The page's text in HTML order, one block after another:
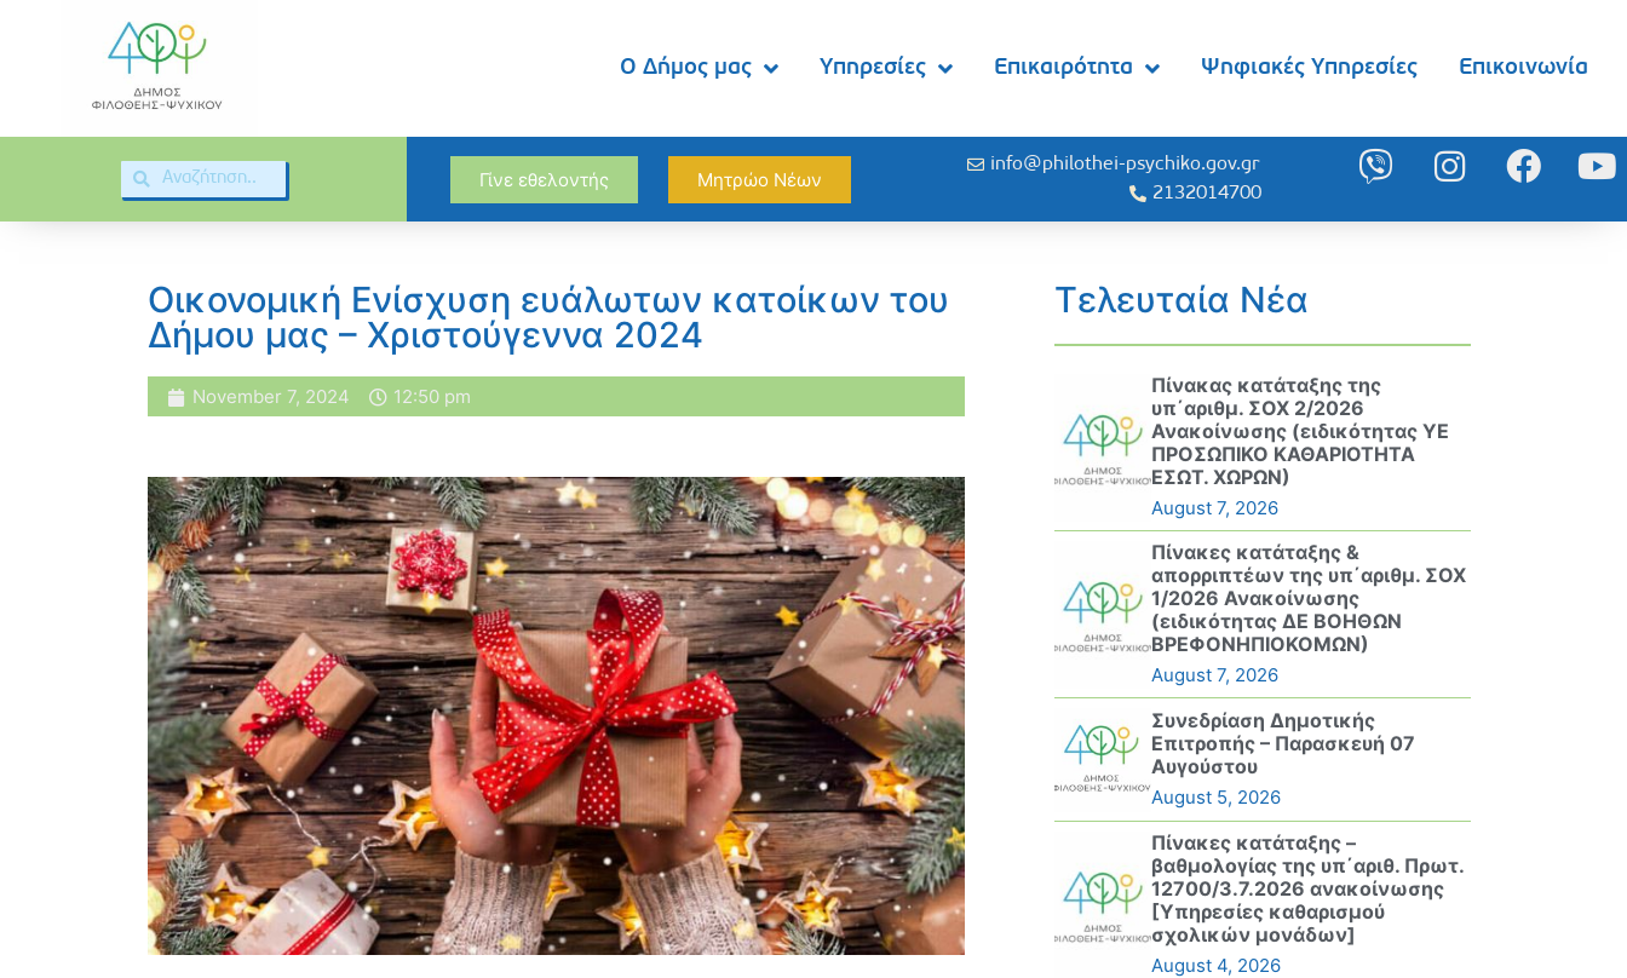
Ο Δήμος μας Υπηρεσίες Επικαιρότητα Ψηφιακές Υπηρεσίες Επικοινωνία
Γίνε εθελοντής Μητρώο Νέων
info@philothei-psychiko.gov.gr
2132014700
Οικονομική Ενίσχυση ευάλωτων κατοίκων του
Δήμου μας – Χριστούγεννα 2024
November 7, 2024 12:50 pm
Τελευταία Νέα
Πίνακας κατάταξης της
υπ΄αριθμ. ΣΟΧ 2/2026
Ανακοίνωσης (ειδικότητας ΥΕ
ΠΡΟΣΩΠΙΚΟ ΚΑΘΑΡΙΟΤΗΤΑ
ΕΣΩΤ. ΧΩΡΩΝ)
August 7, 2026
Πίνακες κατάταξης &
απορριπτέων της υπ΄αριθμ. ΣΟΧ
1/2026 Ανακοίνωσης
(ειδικότητας ΔΕ ΒΟΗΘΩΝ
ΒΡΕΦΟΝΗΠΙΟΚΟΜΩΝ)
August 7, 2026
Συνεδρίαση Δημοτικής
Επιτροπής – Παρασκευή 07
Αυγούστου
August 5, 2026
Πίνακες κατάταξης –
βαθμολογίας της υπ΄αριθ. Πρωτ.
12700/3.7.2026 ανακοίνωσης
[Υπηρεσίες καθαρισμού
σχολικών μονάδων]
August 4, 2026